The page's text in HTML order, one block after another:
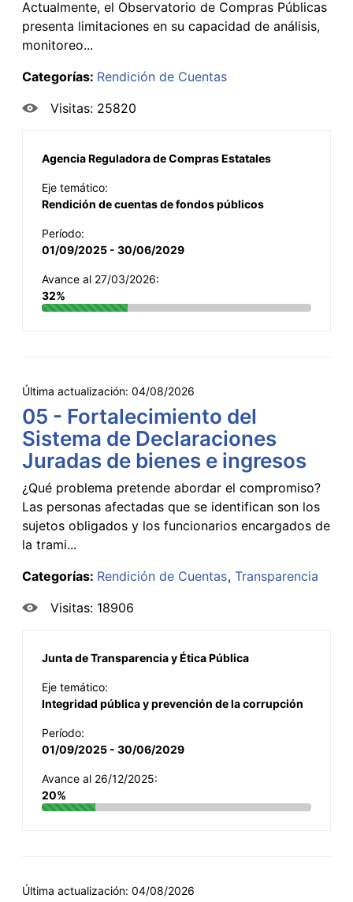
Actualmente, el Observatorio de Compras Públicas
presenta limitaciones en su capacidad de análisis,
monitoreo...
Categorías: Rendición de Cuentas
Visitas: 25820
Agencia Reguladora de Compras Estatales
Eje temático:
Rendición de cuentas de fondos públicos
Período:
01/09/2025 - 30/06/2029
Avance al 27/03/2026:
32%
Última actualización: 04/08/2026
05 - Fortalecimiento del
Sistema de Declaraciones
Juradas de bienes e ingresos
¿Qué problema pretende abordar el compromiso?
Las personas afectadas que se identifican son los
sujetos obligados y los funcionarios encargados de
la trami...
Categorías: Rendición de Cuentas Transparencia
Visitas: 18906
Junta de Transparencia y Ética Pública
Eje temático:
Integridad pública y prevención de la corrupción
Período:
01/09/2025 - 30/06/2029
Avance al 26/12/2025:
20%
Última actualización: 04/08/2026